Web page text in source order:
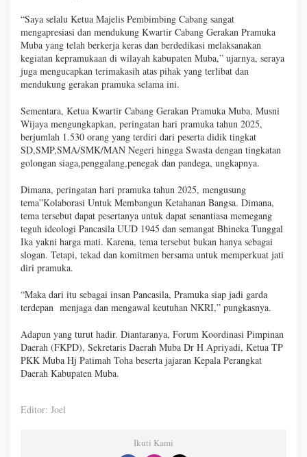
“Saya selalu Ketua Majelis Pembimbing Cabang sangat
mengapresiasi dan mendukung Kwartir Cabang Gerakan Pramuka
Muba yang telah berkerja keras dan berdedikasi melaksanakan
kegiatan kepramukaan di wilayah kabupaten Muba,” ujarnya, seraya
juga mengucapkan terimakasih atas pihak yang terlibat dan
mendukung gerakan pramuka selama ini.
Sementara, Ketua Kwartir Cabang Gerakan Pramuka Muba, Musni
Wijaya mengungkapkan, peringatan hari pramuka tahun 2025,
berjumlah 1.530 orang yang terdiri dari peserta didik tingkat
SD,SMP,SMA/SMK/MAN Negeri hingga Swasta dengan tingkatan
golongan siaga,penggalang,penegak dan pandega, ungkapnya.
Dimana, peringatan hari pramuka tahun 2025, mengusung
tema”Kolaborasi Untuk Membangun Ketahanan Bangsa. Dimana,
tema tersebut dapat pesertanya untuk dapat senantiasa memegang
teguh ideologi Pancasila UUD 1945 dan semangat Bhineka Tunggal
Ika yakni harga mati. Karena, tema tersebut bukan hanya sebagai
slogan. Tetapi, tekad dan komitmen bersama untuk memperkuat jati
diri pramuka.
“Maka dari itu sebagai insan Pancasila, Pramuka siap jadi garda
terdepan menjaga dan mengawal keutuhan NKRI,” pungkasnya.
Adapun yang turut hadir. Diantaranya, Forum Koordinasi Pimpinan
Daerah (FKPD), Sekretaris Daerah Muba Dr H Apriyadi, Ketua TP
PKK Muba Hj Patimah Toha beserta jajaran Kepala Perangkat
Daerah Kabupaten Muba.
Editor: Joel
Ikuti Kami